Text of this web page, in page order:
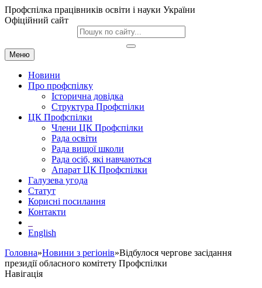
Профспілка працівників освіти і науки України
Офіційний сайт
Меню
Новини
Про профспілку
Історична довідка
Структура Профспілки
ЦК Профспілки
Члени ЦК Профспілки
Рада освіти
Рада вищої школи
Рада осіб, які навчаються
Апарат ЦК Профспілки
Галузева угода
Статут
Корисні посилання
Контакти
English
Головна»Новини з регіонів»Відбулося чергове засідання
президії обласного комітету Профспілки
Навігація